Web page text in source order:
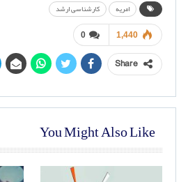
امریه کارشناسی ارشد
0 1,440
Share
You Might Also Like